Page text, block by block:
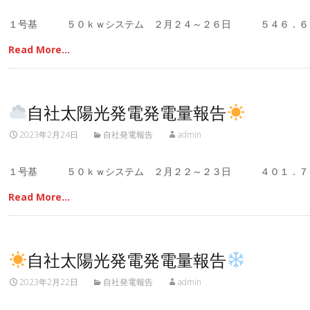
１号基 ５０ｋｗシステム ２月２４～２６日 ５４６．
Read More…
自社太陽光発電発電量報告
2023年2月24日 自社発電報告 admin
１号基 ５０ｋｗシステム ２月２２～２３日 ４０１．
Read More…
自社太陽光発電発電量報告
2023年2月22日 自社発電報告 admin